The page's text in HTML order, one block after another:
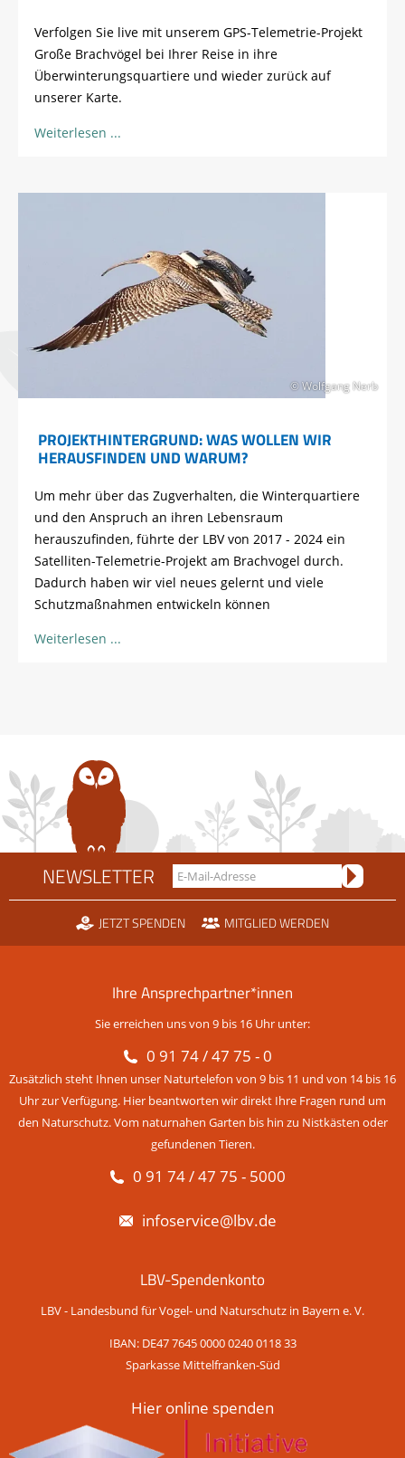
Verfolgen Sie live mit unserem GPS-Telemetrie-Projekt
Große Brachvögel bei Ihrer Reise in ihre
Überwinterungsquartiere und wieder zurück auf
unserer Karte.
Weiterlesen
© Wolfgang Nerb
PROJEKTHINTERGRUND: WAS WOLLEN WIR
HERAUSFINDEN UND WARUM?
Um mehr über das Zugverhalten, die Winterquartiere
und den Anspruch an ihren Lebensraum
herauszufinden, führte der LBV von 2017 - 2024 ein
Satelliten-Telemetrie-Projekt am Brachvogel durch.
Dadurch haben wir viel neues gelernt und viele
Schutzmaßnahmen entwickeln können
Weiterlesen
NEWSLETTER
JETZT SPENDEN MITGLIED WERDEN
Ihre Ansprechpartner*innen
Sie erreichen uns von 9 bis 16 Uhr unter:
0 91 74 / 47 75 - 0
Zusätzlich steht Ihnen unser Naturtelefon von 9 bis 11 und von 14 bis 16
Uhr zur Verfügung. Hier beantworten wir direkt Ihre Fragen rund um
den Naturschutz. Vom naturnahen Garten bis hin zu Nistkästen oder
gefundenen Tieren.
0 91 74 / 47 75 - 5000
infoservice@lbv.de
LBV-Spendenkonto
LBV - Landesbund für Vogel- und Naturschutz in Bayern e. V.
IBAN: DE47 7645 0000 0240 0118 33
Sparkasse Mittelfranken-Süd
Hier online spenden